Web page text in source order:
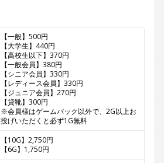
【一般】500円
【大学生】440円
【高校生以下】370円
【一般会員】380円
【シニア会員】330円
【レディース会員】330円
【ジュニア会員】270円
【貸靴】300円
※会員様はゲームパック以外で、2G以上お
投げいただくと必ず1G無料
【10G】2,750円
【6G】1,750円